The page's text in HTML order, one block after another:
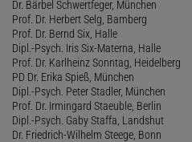
Dr. Bärbel Schwertfeger, München
Prof. Dr. Herbert Selg, Bamberg
Prof. Dr. Bernd Six, Halle
Dipl.-Psych. Iris Six-Materna, Halle
Prof. Dr. Karlheinz Sonntag, Heidelberg
PD Dr. Erika Spieß, München
Dipl.-Psych. Peter Stadler, München
Prof. Dr. Irmingard Staeuble, Berlin
Dipl.-Psych. Gaby Staffa, Landshut
Dr. Friedrich-Wilhelm Steege, Bonn